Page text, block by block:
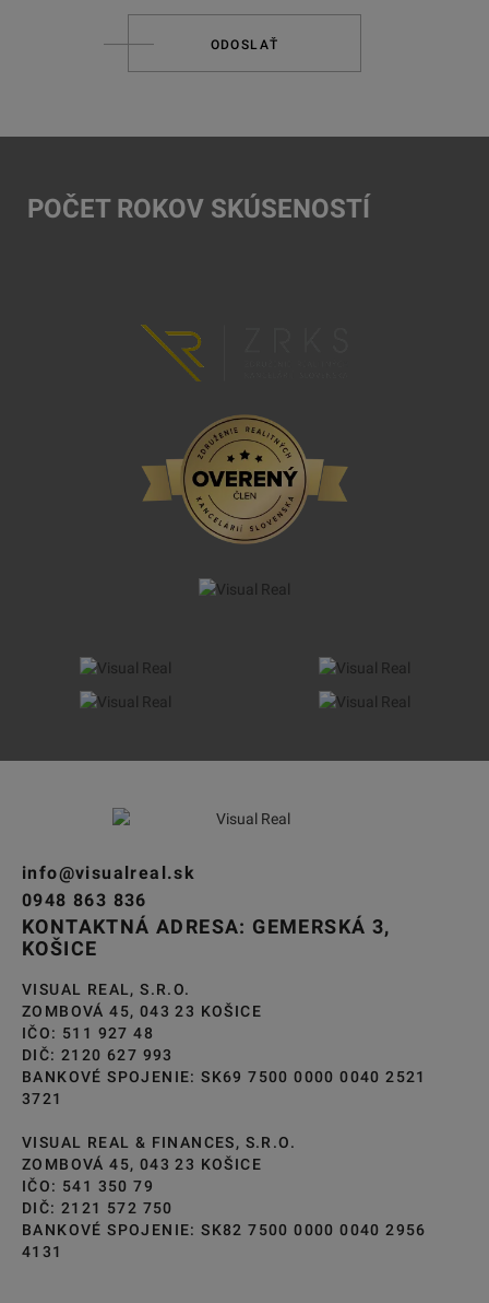
ODOSLAŤ
POČET ROKOV SKÚSENOSTÍ
info@visualreal.sk
0948 863 836
KONTAKTNÁ ADRESA: GEMERSKÁ 3,
KOŠICE
VISUAL REAL, S.R.O.
ZOMBOVÁ 45, 043 23 KOŠICE
IČO: 511 927 48
DIČ: 2120 627 993
BANKOVÉ SPOJENIE: SK69 7500 0000 0040 2521
3721
VISUAL REAL & FINANCES, S.R.O.
ZOMBOVÁ 45, 043 23 KOŠICE
IČO: 541 350 79
DIČ: 2121 572 750
BANKOVÉ SPOJENIE: SK82 7500 0000 0040 2956
4131